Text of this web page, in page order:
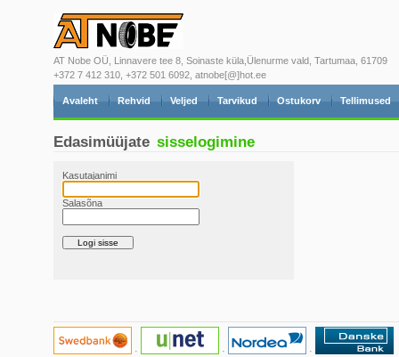
AT Nobe OÜ, Linnavere tee 8, Soinaste küla,Ülenurme vald, Tartumaa, 61709
+372 7 412 310, +372 501 6092, atnobe[@]hot.ee
Avaleht Rehvid Veljed Tarvikud Ostukorv Tellimused
Edasimüüjate sisselogimine
Kasutajanimi
Salasõna
· · ·